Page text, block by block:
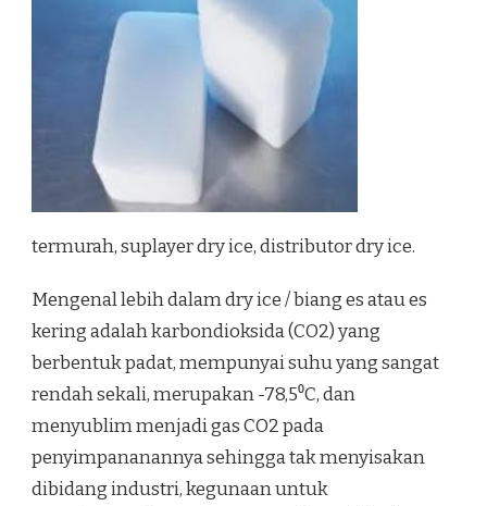
termurah, suplayer dry ice, distributor dry ice.
Mengenal lebih dalam dry ice / biang es atau es
kering adalah karbondioksida (CO2) yang
berbentuk padat, mempunyai suhu yang sangat
rendah sekali, merupakan -78,5⁰C, dan
menyublim menjadi gas CO2 pada
penyimpananannya sehingga tak menyisakan
dibidang industri, kegunaan untuk